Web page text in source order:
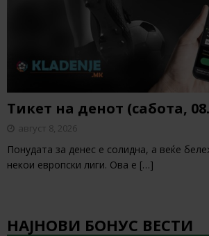
Тикет на денот (сабота,
август 8, 2026
Понудата за денес е солидна, а веќе
некои европски лиги. Ова е […]
НАЈНОВИ БОНУС ВЕСТИ